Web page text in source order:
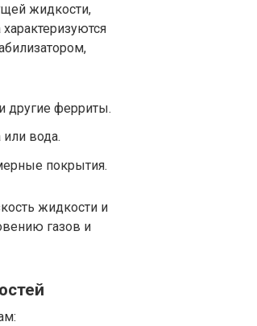
жидкости,
другие ферриты.
вода.
покрытия.
жидкости и
газов и